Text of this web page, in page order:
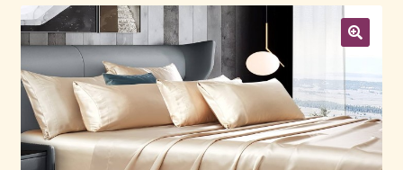
Βρεφικά Λευκά Είδη
Επικοινωνία
Επιστροφές Προϊόντων
Η εταιρία μας